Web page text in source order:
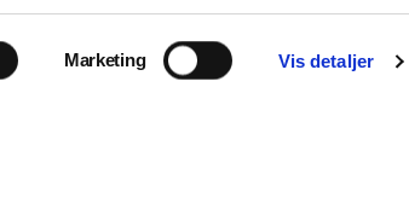
Marketing Vis detaljer